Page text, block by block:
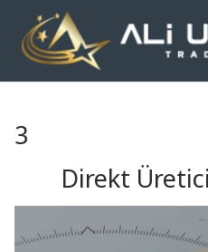
İçeriğe
atla
3
Direkt